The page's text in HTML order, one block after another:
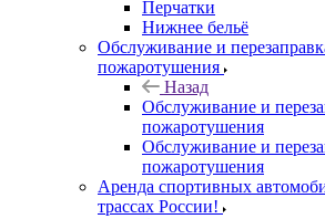
Перчатки
Нижнее бельё
Обслуживание и
пожаротушения
Назад
Обслуживание и
пожаротушения
Обслуживание и
пожаротушения
Аренда спортивных
трассах России!